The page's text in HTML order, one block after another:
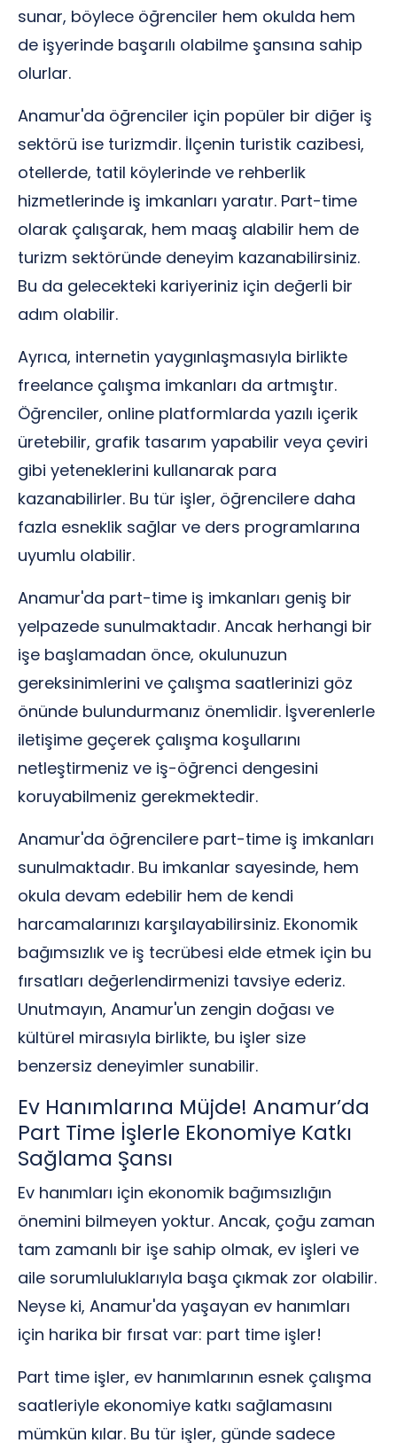
sunar, böylece öğrenciler hem okulda hem
de işyerinde başarılı olabilme şansına sahip
olurlar.
Anamur'da öğrenciler için popüler bir diğer iş
sektörü ise turizmdir. İlçenin turistik cazibesi,
otellerde, tatil köylerinde ve rehberlik
hizmetlerinde iş imkanları yaratır. Part-time
olarak çalışarak, hem maaş alabilir hem de
turizm sektöründe deneyim kazanabilirsiniz.
Bu da gelecekteki kariyeriniz için değerli bir
adım olabilir.
Ayrıca, internetin yaygınlaşmasıyla birlikte
freelance çalışma imkanları da artmıştır.
Öğrenciler, online platformlarda yazılı içerik
üretebilir, grafik tasarım yapabilir veya çeviri
gibi yeteneklerini kullanarak para
kazanabilirler. Bu tür işler, öğrencilere daha
fazla esneklik sağlar ve ders programlarına
uyumlu olabilir.
Anamur'da part-time iş imkanları geniş bir
yelpazede sunulmaktadır. Ancak herhangi bir
işe başlamadan önce, okulunuzun
gereksinimlerini ve çalışma saatlerinizi göz
önünde bulundurmanız önemlidir. İşverenlerle
iletişime geçerek çalışma koşullarını
netleştirmeniz ve iş-öğrenci dengesini
koruyabilmeniz gerekmektedir.
Anamur'da öğrencilere part-time iş imkanları
sunulmaktadır. Bu imkanlar sayesinde, hem
okula devam edebilir hem de kendi
harcamalarınızı karşılayabilirsiniz. Ekonomik
bağımsızlık ve iş tecrübesi elde etmek için bu
fırsatları değerlendirmenizi tavsiye ederiz.
Unutmayın, Anamur'un zengin doğası ve
kültürel mirasıyla birlikte, bu işler size
benzersiz deneyimler sunabilir.
Ev Hanımlarına Müjde! Anamur’da
Part Time İşlerle Ekonomiye Katkı
Sağlama Şansı
Ev hanımları için ekonomik bağımsızlığın
önemini bilmeyen yoktur. Ancak, çoğu zaman
tam zamanlı bir işe sahip olmak, ev işleri ve
aile sorumluluklarıyla başa çıkmak zor olabilir.
Neyse ki, Anamur'da yaşayan ev hanımları
için harika bir fırsat var: part time işler!
Part time işler, ev hanımlarının esnek çalışma
saatleriyle ekonomiye katkı sağlamasını
mümkün kılar. Bu tür işler, günde sadece